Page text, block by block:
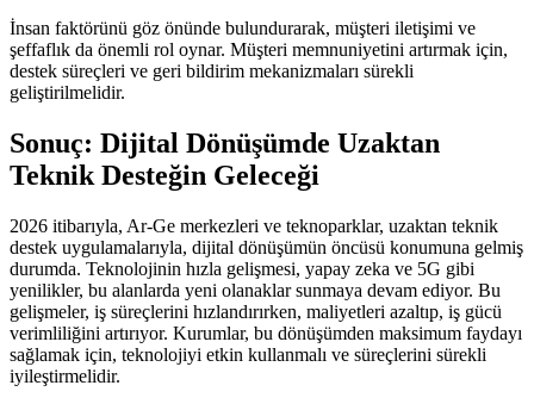
İnsan faktörünü göz önünde bulundurarak, müşteri iletişimi ve
şeffaflık da önemli rol oynar. Müşteri memnuniyetini artırmak için,
destek süreçleri ve geri bildirim mekanizmaları sürekli
geliştirilmelidir.
Sonuç: Dijital Dönüşümde Uzaktan
Teknik Desteğin Geleceği
2026 itibarıyla, Ar-Ge merkezleri ve teknoparklar, uzaktan teknik
destek uygulamalarıyla, dijital dönüşümün öncüsü konumuna gelmiş
durumda. Teknolojinin hızla gelişmesi, yapay zeka ve 5G gibi
yenilikler, bu alanlarda yeni olanaklar sunmaya devam ediyor. Bu
gelişmeler, iş süreçlerini hızlandırırken, maliyetleri azaltıp, iş gücü
verimliliğini artırıyor. Kurumlar, bu dönüşümden maksimum faydayı
sağlamak için, teknolojiyi etkin kullanmalı ve süreçlerini sürekli
iyileştirmelidir.